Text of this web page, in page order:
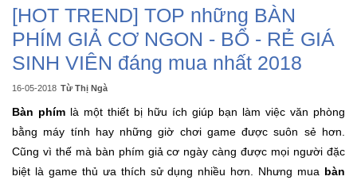
Trang
Chủ
Đang
Hot
Bán
Chạy
[HOT TREND] TOP những BÀN
PHÍM GIẢ CƠ NGON - BỔ - RẺ GIÁ
SINH VIÊN đáng mua nhất 2018
16-05-2018 Từ Thị Ngà
Bàn phím là một thiết bị hữu ích giúp bạn làm việc văn phòng
bằng máy tính hay những giờ chơi game được suôn sẻ hơn.
Cũng vì thế mà bàn phím giả cơ ngày càng được mọi người đặc
biệt là game thủ ưa thích sử dụng nhiều hơn. Nhưng mua bàn